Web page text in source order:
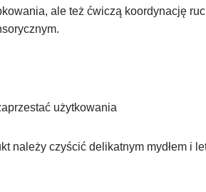
ale też ćwiczą koordynację
użytkowania
należy czyścić delikatnym mydłem i